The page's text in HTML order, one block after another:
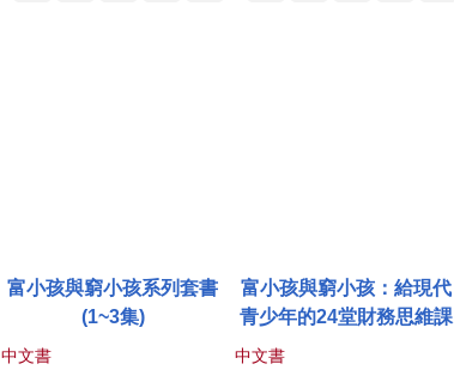
富小孩與窮小孩系列套書
(1~3集)
中文書
富小孩與窮小孩：給現代
青少年的24堂財務思維課
中文書